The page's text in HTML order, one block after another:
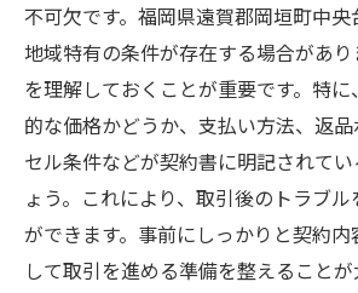
不可欠です。福岡県遠賀郡岡垣町中央
地域特有の条件が存在する場合があ
を理解しておくことが重要です。特
的な価格かどうか、支払い方法、返
セル条件などが契約書に明記されて
ょう。これにより、取引後のトラブ
ができます。事前にしっかりと契約
して取引を進める準備を整えることが